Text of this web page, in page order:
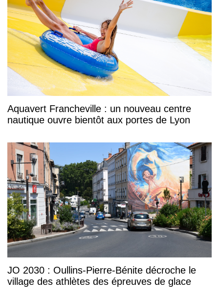
Aquavert Francheville : un nouveau centre
nautique ouvre bientôt aux portes de Lyon
JO 2030 : Oullins-Pierre-Bénite décroche le
village des athlètes des épreuves de glace